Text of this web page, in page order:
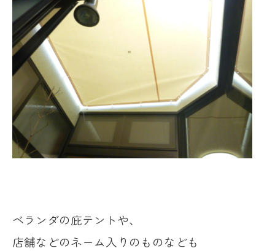
ベランダの庇テントや、
店舗などのネーム入りのものなども